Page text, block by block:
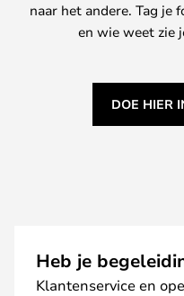
naar het andere. Tag je
en wie weet zie
DOE HIER
Heb je
Klantenservice en